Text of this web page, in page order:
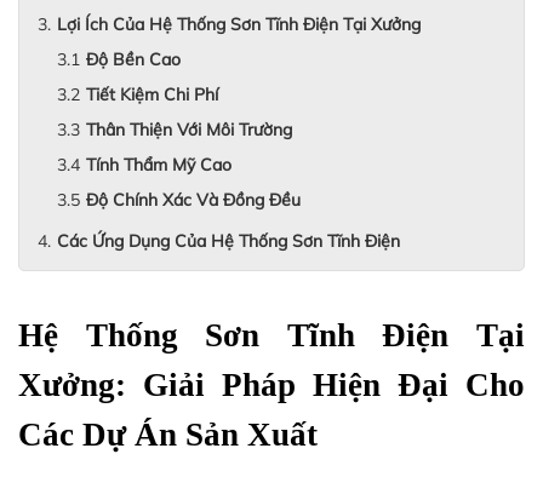
Lợi Ích Của Hệ Thống Sơn Tĩnh Điện Tại Xưởng
Độ Bền Cao
Tiết Kiệm Chi Phí
Thân Thiện Với Môi Trường
Tính Thẩm Mỹ Cao
Độ Chính Xác Và Đồng Đều
Các Ứng Dụng Của Hệ Thống Sơn Tĩnh Điện
Hệ Thống Sơn Tĩnh Điện Tại
Xưởng: Giải Pháp Hiện Đại Cho
Các Dự Án Sản Xuất